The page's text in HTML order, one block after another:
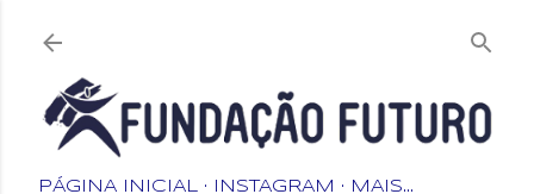
principal
PÁGINA INICIAL INSTAGRAM MAIS…